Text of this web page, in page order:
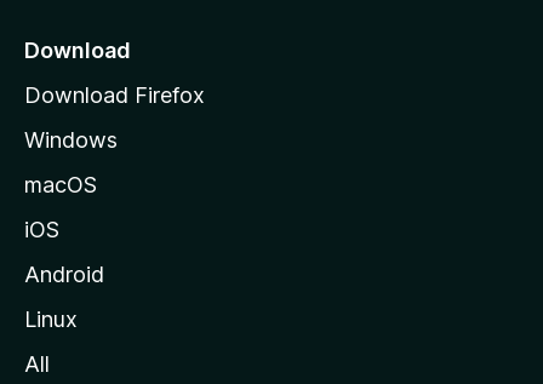
a
d
a
z
i
a
Download
Download Firefox
Windows
macOS
iOS
Android
Linux
All